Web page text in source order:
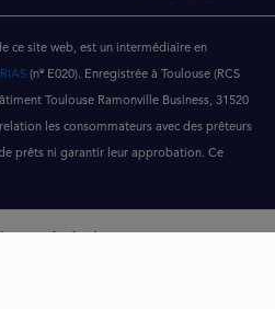
ce site web, est un intermédiaire en
(nº E020). Enregistrée à Toulouse (RCS
Toulouse Ramonville Business, 31520
les consommateurs avec des prêteurs
prêts ni garantir leur approbation. Ce